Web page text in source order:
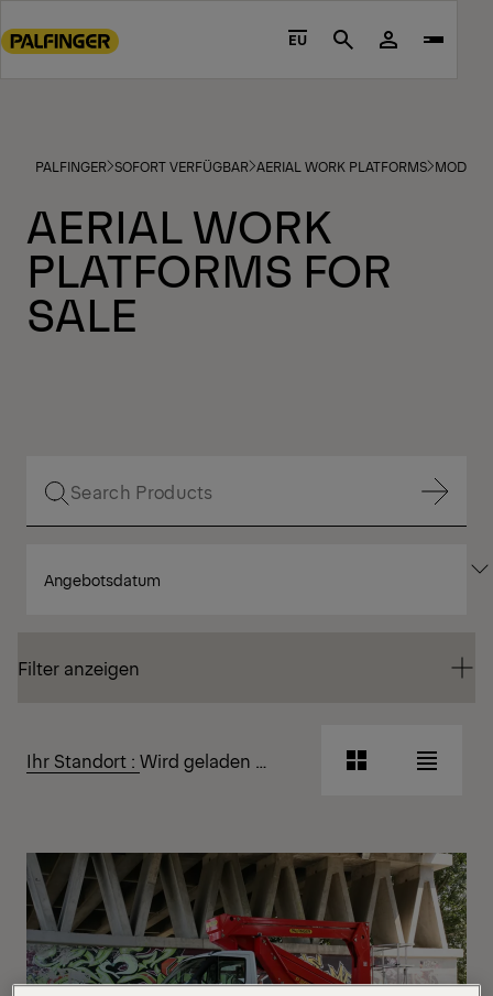
to
footer
EU Search
PALFINGER SOFORT VERFÜGBAR AERIAL WORK PLATFORMS MODELS
AERIAL WORK
PLATFORMS FOR
SALE
Filter anzeigen
Filter anzeigen
NACH
Ihr Standort : Wird geladen … Rasteransicht